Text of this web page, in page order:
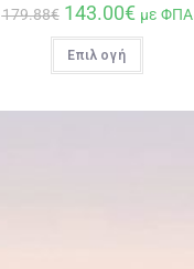
179.88€ 143.00€ με ΦΠΑ
Επιλογή